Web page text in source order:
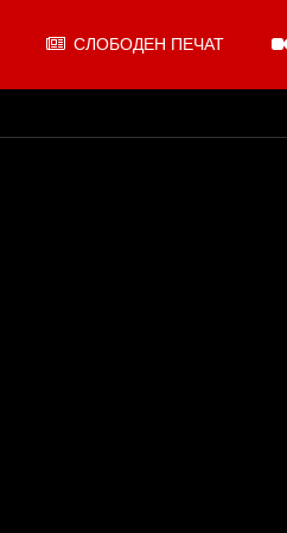
СЛОБОДЕН ПЕЧАТ